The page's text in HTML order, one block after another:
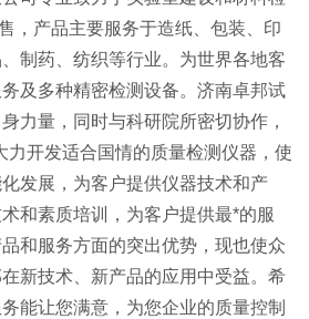
，产品主要服务于造纸、包装、印
制药、纺织等行业。为世界各地客
及多种精密检测设备。济南卓邦试
力量，同时与科研院所密切协作，
力开发适合国情的质量检测仪器，使
发展，为客户提供仪器技术和产
和素质培训，为客户提供最*的服
和服务方面的突出优势，现也使众
新技术、新产品的应用中受益。希
能让您满意，为您企业的质量控制